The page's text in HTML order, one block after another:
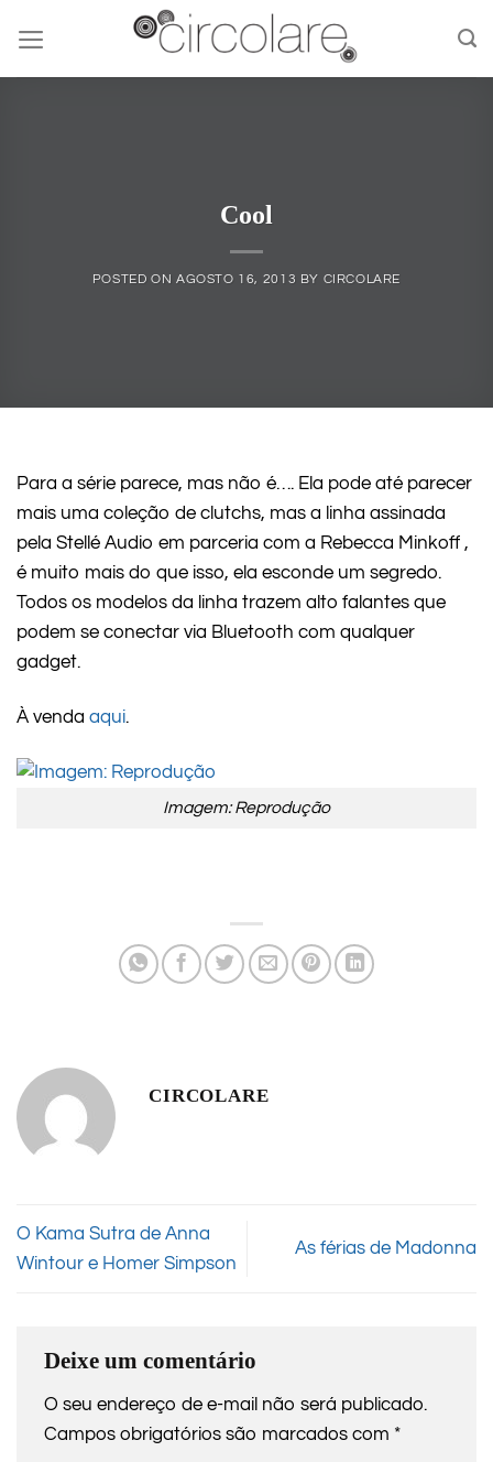
content
Cool
POSTED ON AGOSTO 16, 2013 BY CIRCOLARE
Para a série parece, mas não é…. Ela pode até parecer
mais uma coleção de clutchs, mas a linha assinada
pela Stellé Audio em parceria com a Rebecca Minkoff ,
é muito mais do que isso, ela esconde um segredo.
Todos os modelos da linha trazem alto falantes que
podem se conectar via Bluetooth com qualquer
gadget.
À venda aqui.
Imagem: Reprodução
CIRCOLARE
O Kama Sutra de Anna
Wintour e Homer Simpson
As férias de Madonna
Deixe um comentário
O seu endereço de e-mail não será publicado.
Campos obrigatórios são marcados com *